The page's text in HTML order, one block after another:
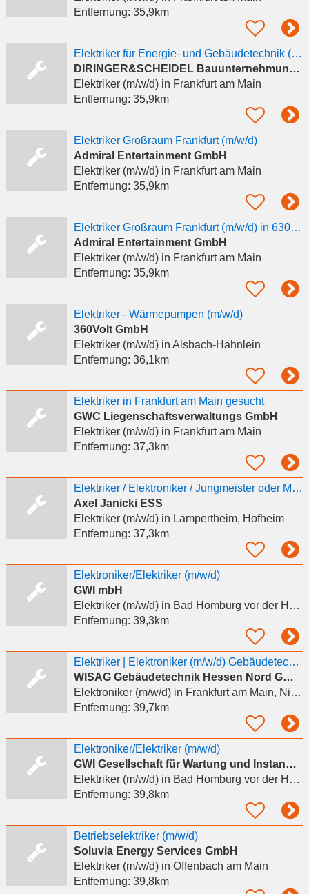
Entfernung: 35,9km
Elektriker für Energie- und Gebäudetechnik (m/w/d)
DIRINGER&SCHEIDEL Bauunternehmung GmbH & Co. KG
Elektriker (m/w/d)in Frankfurt am Main
Entfernung: 35,9km
Elektriker Großraum Frankfurt (m/w/d)
Admiral Entertainment GmbH
Elektriker (m/w/d)in Frankfurt am Main
Entfernung: 35,9km
Elektriker Großraum Frankfurt (m/w/d) in 63069 Offenbach
Admiral Entertainment GmbH
Elektriker (m/w/d)in Frankfurt am Main
Entfernung: 35,9km
Elektriker - Wärmepumpen (m/w/d)
360Volt GmbH
Elektriker (m/w/d)in Alsbach-Hähnlein
Entfernung: 36,1km
Elektriker in Frankfurt am Main gesucht
GWC Liegenschaftsverwaltungs GmbH
Elektriker (m/w/d)in Frankfurt am Main
Entfernung: 37,3km
Elektriker / Elektroniker / Jungmeister oder Meisterschüler m/w/d
Axel Janicki ESS
Elektriker (m/w/d)in Lampertheim, Hofheim
Entfernung: 37,3km
Elektroniker/Elektriker (m/w/d)
GWI mbH
Elektriker (m/w/d)in Bad Homburg vor der Höhe
Entfernung: 39,3km
Elektriker | Elektroniker (m/w/d) Gebäudetechnik
WISAG Gebäudetechnik Hessen Nord GmbH & Co. KG
Elektroniker (m/w/d)in Frankfurt am Main, Nieder-Eschbach
Entfernung: 39,7km
Elektroniker/Elektriker (m/w/d)
GWI Gesellschaft für Wartung und Instandhaltung
Elektriker (m/w/d)in Bad Homburg vor der Höhe
Entfernung: 39,8km
Betriebselektriker (m/w/d)
Soluvia Energy Services GmbH
Elektriker (m/w/d)in Offenbach am Main
Entfernung: 39,8km